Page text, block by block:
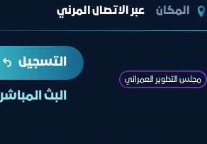
المكان
عبر الاتصال المرئي
مجلس التطوير العمراني
التسجيل
البث المباشر